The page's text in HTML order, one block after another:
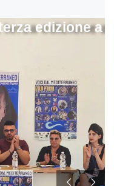
edizione a